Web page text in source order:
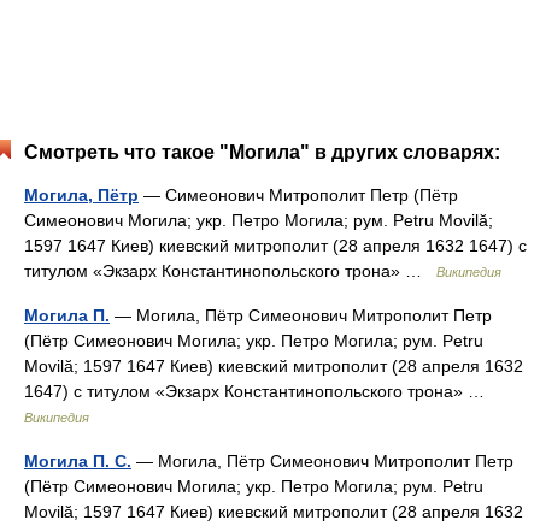
Смотреть что такое "Могила" в других словарях:
Могила, Пётр — Симеонович Митрополит Петр (Пётр
Симеонович Могила; укр. Петро Могила; рум. Petru Movilă;
1597 1647 Киев) киевский митрополит (28 апреля 1632 1647) с
титулом «Экзарх Константинопольского трона» …
Википедия
Могила П. — Могила, Пётр Симеонович Митрополит Петр
(Пётр Симеонович Могила; укр. Петро Могила; рум. Petru
Movilă; 1597 1647 Киев) киевский митрополит (28 апреля 1632
1647) с титулом «Экзарх Константинопольского трона» …
Википедия
Могила П. С. — Могила, Пётр Симеонович Митрополит Петр
(Пётр Симеонович Могила; укр. Петро Могила; рум. Petru
Movilă; 1597 1647 Киев) киевский митрополит (28 апреля 1632